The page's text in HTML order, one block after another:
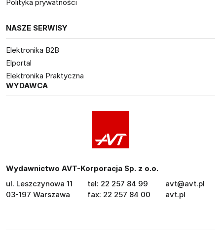
Polityka prywatności
NASZE SERWISY
Elektronika B2B
Elportal
Elektronika Praktyczna
WYDAWCA
Wydawnictwo AVT-Korporacja Sp. z o.o.
ul. Leszczynowa 11
03-197 Warszawa
tel: 22 257 84 99
fax: 22 257 84 00
avt@avt.pl
avt.pl